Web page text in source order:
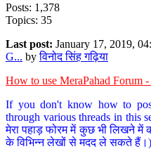
Posts: 1,378
Topics: 35
Last post: January 17, 2019,
G... byविनोद सिंह गढ़िया
How to use MeraPahad Forum
If you don't know how to
through various threads in this
मेरा पहाड़ फोरम में कुछ भी लिखने में
के विभिन्न लेखों से मदद ले सकते हैं।)